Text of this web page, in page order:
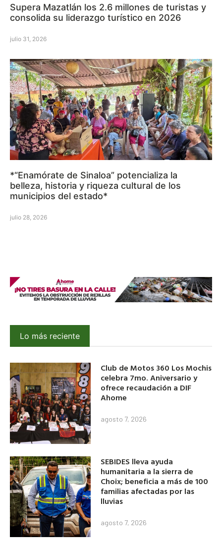
Supera Mazatlán los 2.6 millones de turistas y
consolida su liderazgo turístico en 2026
julio 31, 2026
*“Enamórate de Sinaloa” potencializa la
belleza, historia y riqueza cultural de los
municipios del estado*
julio 28, 2026
Lo más reciente
Club de Motos 360 Los Mochis
celebra 7mo. Aniversario y
ofrece recaudación a DIF
Ahome
agosto 7, 2026
SEBIDES lleva ayuda
humanitaria a la sierra de
Choix; beneficia a más de 100
familias afectadas por las
lluvias
agosto 7, 2026